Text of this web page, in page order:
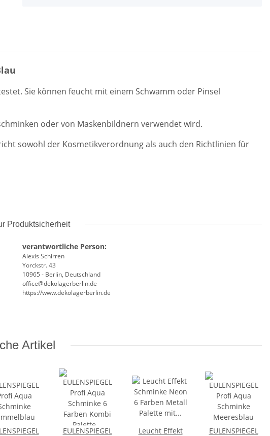
Sie können feucht mit einem Schwamm oder Pinsel
oder von Maskenbildnern verwendet wird.
sowohl der Kosmetikverordnung als auch den Richtlinien für
Produktsicherheit
verantwortliche Person:
Alexis Schirren
Yorckstr. 43
10965 - Berlin, Deutschland
office@dekolagerberlin.de
https://www.dekolagerberlin.de
Artikel
EULENSPIEGEL
Leucht Effekt
EULENSPIEGEL